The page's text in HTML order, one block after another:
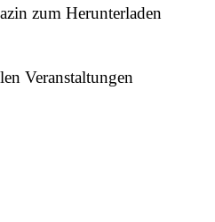
zum Herunterladen
Veranstaltungen